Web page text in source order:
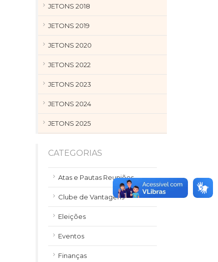
JETONS 2018
JETONS 2019
JETONS 2020
JETONS 2022
JETONS 2023
JETONS 2024
JETONS 2025
CATEGORIAS
Atas e Pautas Reuniões
Clube de Vantagens
Eleições
Eventos
Finanças